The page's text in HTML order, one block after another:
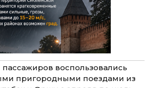
воспользовались
пригородными поездами из